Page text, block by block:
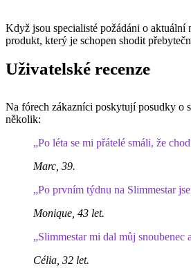
Když jsou specialisté požádáni o aktuální
produkt, který je schopen shodit
Uživatelské recenze
Na fórech zákazníci poskytují posudky o
několik:
„Po léta se mi přátelé smáli, že
Marc, 39.
„Po prvním týdnu na Slimmestar
Monique, 43 let.
„Slimmestarmi dal můj snoubenec
Célia, 32 let.